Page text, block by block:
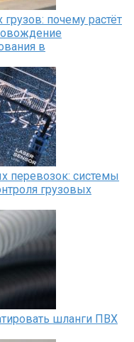
почему растёт
в
перевозок: системы
грузовых
шланги ПВХ